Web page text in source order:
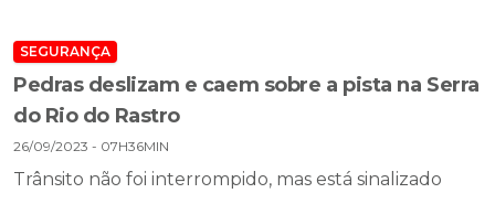
SEGURANÇA
Pedras deslizam e caem sobre a pista na Serra
do Rio do Rastro
26/09/2023 - 07H36MIN
Trânsito não foi interrompido, mas está sinalizado